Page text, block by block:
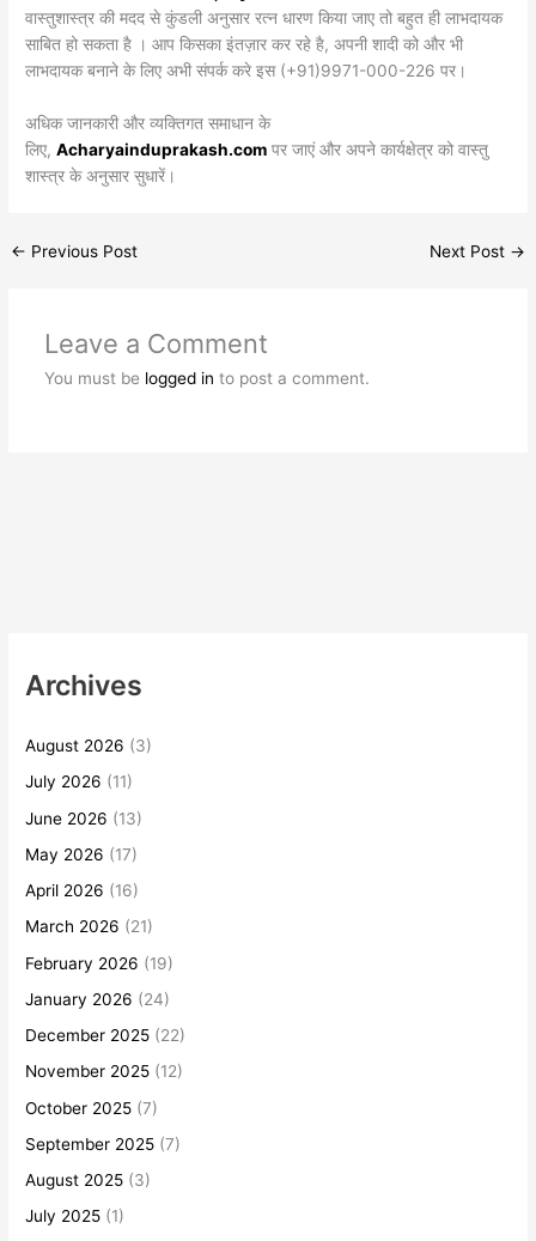
वास्तुशास्त्र की मदद से कुंडली अनुसार रत्न धारण किया जाए तो बहुत ही लाभदायक
साबित हो सकता है । आप किसका इंतज़ार कर रहे है, अपनी शादी को और भी
लाभदायक बनाने के लिए अभी संपर्क करे इस (+91)9971-000-226 पर।
अधिक जानकारी और व्यक्तिगत समाधान के
लिए,Acharyainduprakash.com पर जाएं और अपने कार्यक्षेत्र को वास्तु
शास्त्र के अनुसार सुधारें।
← Previous Post Next Post →
Leave a Comment
You must be logged in to post a comment.
Archives
August 2026 (3)
July 2026 (11)
June 2026 (13)
May 2026 (17)
April 2026 (16)
March 2026 (21)
February 2026 (19)
January 2026 (24)
December 2025 (22)
November 2025 (12)
October 2025 (7)
September 2025 (7)
August 2025 (3)
July 2025 (1)